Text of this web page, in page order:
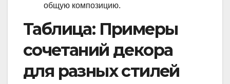
общую композицию.
Таблица: Примеры
сочетаний декора
для разных стилей